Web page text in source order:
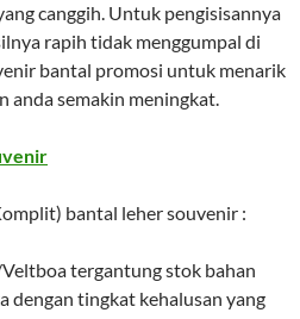
canggih. Untuk pengisisannya
rapih tidak menggumpal di
bantal promosi untuk menarik
anda semakin meningkat.
bantal leher souvenir :
tergantung stok bahan
dengan tingkat kehalusan yang